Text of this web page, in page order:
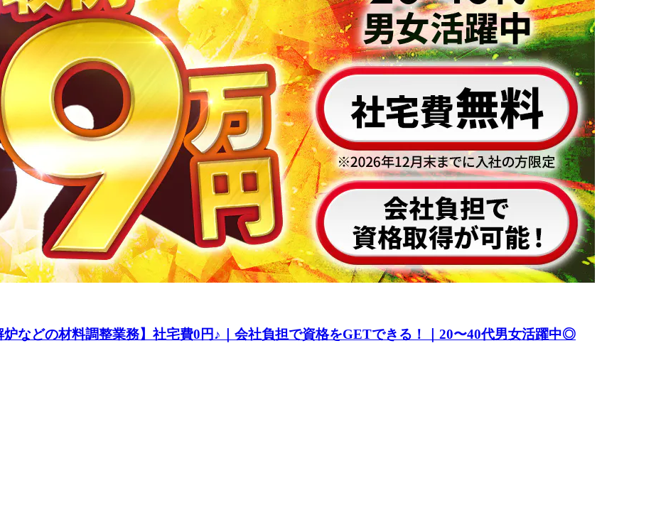
などの材料調整業務】社宅費0円♪｜会社負担で資格をGETできる！｜20〜40代男女活躍中◎